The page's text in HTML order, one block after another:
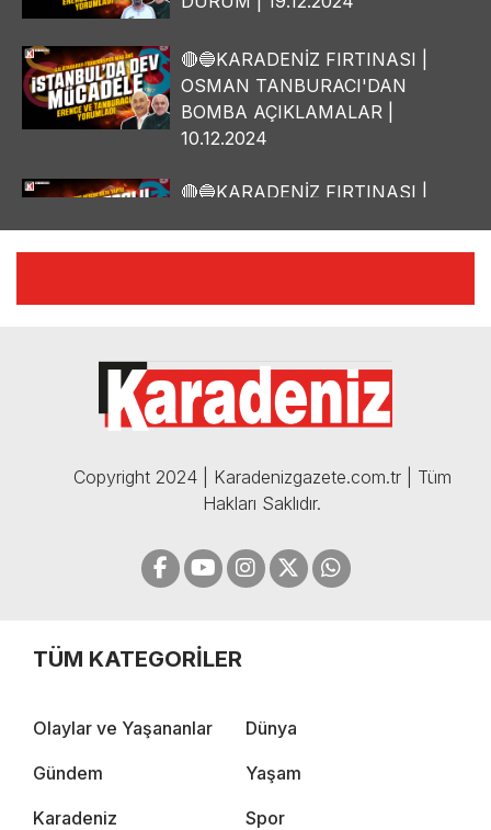
🔴🔵KARADENİZ FIRTINASI |
OSMAN TANBURACI'DAN
BOMBA AÇIKLAMALAR |
10.12.2024
🔴🔵KARADENİZ FIRTINASI |
🔴🔵KARADENİZ FIRTINASI |
05.12.2024
Copyright 2024 | Karadenizgazete.com.tr | Tüm
Hakları Saklıdır.
TÜM KATEGORİLER
Olaylar ve Yaşananlar Dünya
Gündem Yaşam
Karadeniz Spor